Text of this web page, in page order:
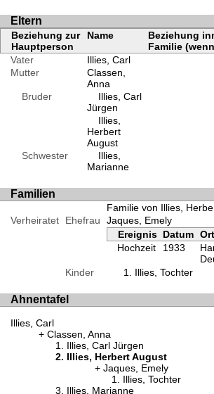
Eltern
Beziehung zur
Hauptperson
Name
Beziehung
Familie
Vater
Illies, Carl
Mutter
Classen,
Anna
Bruder
Illies, Carl
Jürgen
Illies,
Herbert
August
Schwester
Illies,
Marianne
Familien
Familie von Illies,
Verheiratet
Ehefrau
Jaques, Emely
Ereignis Datum Ort
Hochzeit
1933
Kinder
Illies, Tochter
Ahnentafel
Illies, Carl
Classen, Anna
Illies, Carl Jürgen
Illies, Herbert August
Jaques, Emely
Illies, Tochter
Illies, Marianne